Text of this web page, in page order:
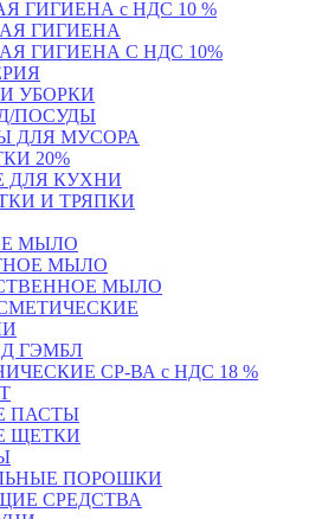
ГИГИЕНА с НДС 10 %
ГИГИЕНА
ГИГИЕНА С НДС 10%
УБОРКИ
ПОСУДЫ
ДЛЯ МУСОРА
20%
ДЛЯ КУХНИ
И ТРЯПКИ
МЫЛО
МЫЛО
МЫЛО
ГЭМБЛ
СР-ВА с НДС 18 %
ПАСТЫ
ЩЕТКИ
ПОРОШКИ
СРЕДСТВА